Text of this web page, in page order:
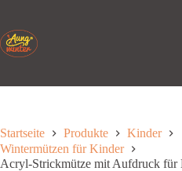
springen
Startseite Produkte
Kinder
Wintermützen für Kinder
Acryl-Strickmütze mit Aufdruck für